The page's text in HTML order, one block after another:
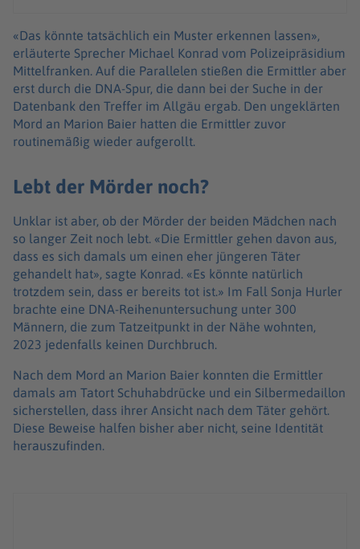
«Das könnte tatsächlich ein Muster erkennen lassen»,
erläuterte Sprecher Michael Konrad vom Polizeipräsidium
Mittelfranken. Auf die Parallelen stießen die Ermittler aber
erst durch die DNA-Spur, die dann bei der Suche in der
Datenbank den Treffer im Allgäu ergab. Den ungeklärten
Mord an Marion Baier hatten die Ermittler zuvor
routinemäßig wieder aufgerollt.
Lebt der Mörder noch?
Unklar ist aber, ob der Mörder der beiden Mädchen nach
so langer Zeit noch lebt. «Die Ermittler gehen davon aus,
dass es sich damals um einen eher jüngeren Täter
gehandelt hat», sagte Konrad. «Es könnte natürlich
trotzdem sein, dass er bereits tot ist.» Im Fall Sonja Hurler
brachte eine DNA-Reihenuntersuchung unter 300
Männern, die zum Tatzeitpunkt in der Nähe wohnten,
2023 jedenfalls keinen Durchbruch.
Nach dem Mord an Marion Baier konnten die Ermittler
damals am Tatort Schuhabdrücke und ein Silbermedaillon
sicherstellen, dass ihrer Ansicht nach dem Täter gehört.
Diese Beweise halfen bisher aber nicht, seine Identität
herauszufinden.